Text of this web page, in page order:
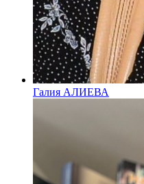
Галия АЛИЕВА